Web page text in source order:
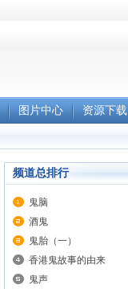
图片中心 资源下载
频道总排行
鬼脑
酒鬼
鬼胎（一）
香港鬼故事的由来
鬼声